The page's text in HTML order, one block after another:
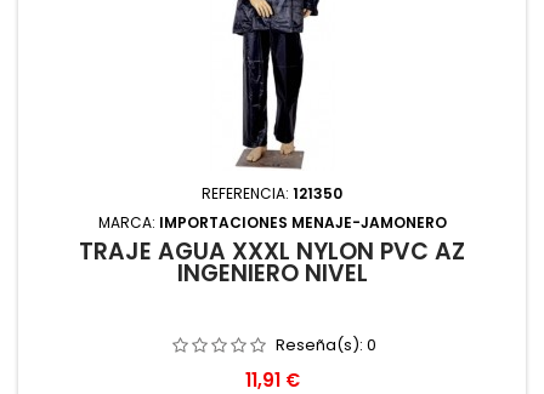
REFERENCIA: 121350
MARCA: IMPORTACIONES MENAJE-JAMONERO
TRAJE AGUA XXXL NYLON PVC AZ
INGENIERO NIVEL
Reseña(s): 0
Precio
11,91 €